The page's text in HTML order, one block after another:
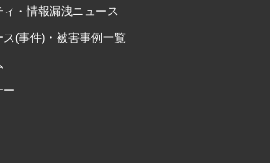
・情報漏洩ニュース
(事件)・被害事例一覧
ー